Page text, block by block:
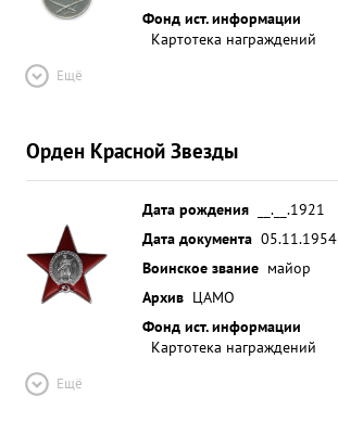
Фонд ист. информации
Картотека награждений
Ещё
Орден Красной Звезды
Дата рождения
__.__.1921
Дата документа 05.11.1954
Воинское звание майор
Архив ЦАМО
Фонд ист. информации
Картотека награждений
Ещё